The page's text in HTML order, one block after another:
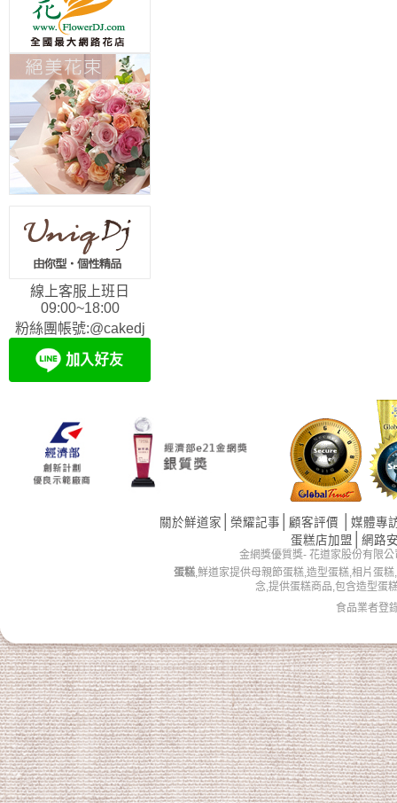
線上客服上班日
09:00~18:00
粉絲團帳號:@cakedj
關於鮮道家 榮耀記事 顧客評價
媒體專
蛋糕店加盟
網路
金網獎優質獎- 花道家股份有限
蛋糕,鮮道家提供母親節蛋糕,造型蛋糕,相片蛋
念,提供蛋糕商品,包含造型蛋
食品業者登